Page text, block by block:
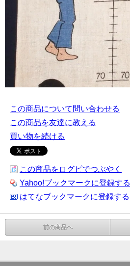
この商品について問い合わせる
この商品を友達に教える
買い物を続ける
この商品をログピでつぶやく
Yahoo!ブックマークに登録する
はてなブックマークに登録する
前の商品へ